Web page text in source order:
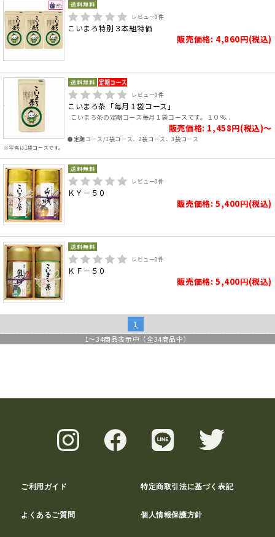
レビュー0件
こいまろ特別３本組特価
販売価格: 4,860円(税込)
※写真は1袋コースです。
レビュー0件
こいまろ茶「毎月１袋コース」
こいまろ茶の定期コース毎月１袋コースです。１０％..
販売価格: 1,458円(税込)～
●定期コース/1袋コース、2袋コース、3袋コース
レビュー0件
ＫＹ－５０
販売価格: 5,400円(税込)
レビュー0件
ＫＦ－５０
販売価格: 5,400円(税込)
1
1～34商品表示中（全34商品中）
ご利用ガイド 特定商取引法に基づく表記
よくあるご質問 個人情報保護方針